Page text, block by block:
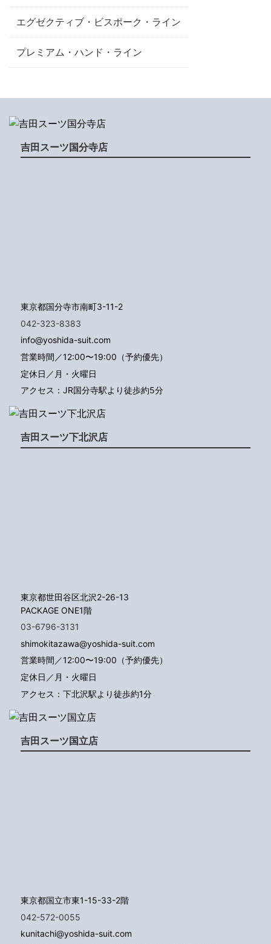
エグゼクティブ・ビスポーク・ライン
プレミアム・ハンド・ライン
吉田スーツ国分寺店
東京都国分寺市南町3-11-2
042-323-8383
info@yoshida-suit.com
営業時間／12:00〜19:00（予約優先）
定休日／月・火曜日
アクセス：JR国分寺駅より徒歩約5分
吉田スーツ下北沢店
東京都世田谷区北沢2-26-13
PACKAGE ONE1階
03-6796-3131
shimokitazawa@yoshida-suit.com
営業時間／12:00〜19:00（予約優先）
定休日／月・火曜日
アクセス：下北沢駅より徒歩約1分
吉田スーツ国立店
東京都国立市東1-15-33-2階
042-572-0055
kunitachi@yoshida-suit.com